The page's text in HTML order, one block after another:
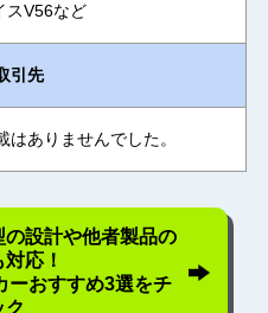
スV56など
引先
ありませんでした。
設計や他者製品の
応！
ーおすすめ3選をチ
ク